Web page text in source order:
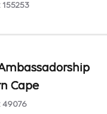
155253
Cape
49076